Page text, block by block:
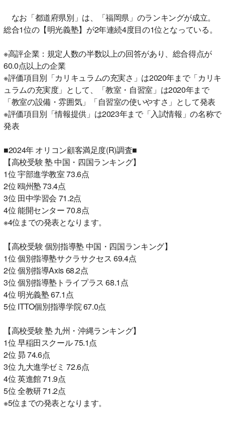
なお「都道府県別」は、「福岡県」のランキングが成立。
総合1位の【明光義塾】が2年連続4度目の1位となっている。
※高評企業：規定人数の半数以上の回答があり、総合得点が
60.0点以上の企業
※評価項目別「カリキュラムの充実さ」は2020年まで「カリキ
ュラムの充実度」として、「教室・自習室」は2020年まで
「教室の設備・雰囲気」「自習室の使いやすさ」として発表
※評価項目別「情報提供」は2023年まで「入試情報」の名称で
発表
■2024年 オリコン顧客満足度(R)調査■
【高校受験 塾 中国・四国ランキング】
1位 宇部進学教室 73.6点
2位 鴎州塾 73.4点
3位 田中学習会 71.2点
4位 能開センター 70.8点
※4位までの発表となります。
【高校受験 個別指導塾 中国・四国ランキング】
1位 個別指導塾サクラサクセス 69.4点
2位 個別指導Axis 68.2点
3位 個別指導塾トライプラス 68.1点
4位 明光義塾 67.1点
5位 ITTO個別指導学院 67.0点
【高校受験 塾 九州・沖縄ランキング】
1位 早稲田スクール 75.1点
2位 昴 74.6点
3位 九大進学ゼミ 72.6点
4位 英進館 71.9点
5位 全教研 71.2点
※5位までの発表となります。